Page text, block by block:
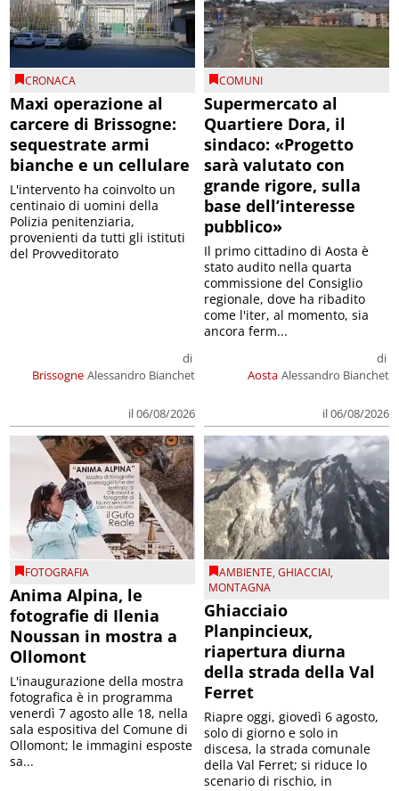
CRONACA
Maxi operazione al
carcere di Brissogne:
sequestrate armi
bianche e un cellulare
Brissogne
di
Alessandro Bianchet
il 06/08/2026
L'intervento ha coinvolto un
centinaio di uomini della
Polizia penitenziaria,
provenienti da tutti gli istituti
del Provveditorato
COMUNI
Supermercato al
Quartiere Dora, il
sindaco: «Progetto
sarà valutato con
grande rigore, sulla
base dell’interesse
pubblico»
Aosta
di
Alessandro Bianchet
il 06/08/2026
Il primo cittadino di Aosta è
stato audito nella quarta
commissione del Consiglio
regionale, dove ha ribadito
come l'iter, al momento, sia
ancora ferm...
FOTOGRAFIA
Anima Alpina, le
fotografie di Ilenia
Noussan in mostra a
Ollomont
L'inaugurazione della mostra
fotografica è in programma
venerdì 7 agosto alle 18, nella
sala espositiva del Comune di
Ollomont; le immagini esposte
sa...
AMBIENTE,GHIACCIAI,
MONTAGNA
Ghiacciaio
Planpincieux,
riapertura diurna
della strada della Val
Ferret
Riapre oggi, giovedì 6 agosto,
solo di giorno e solo in
discesa, la strada comunale
della Val Ferret; si riduce lo
scenario di rischio, in